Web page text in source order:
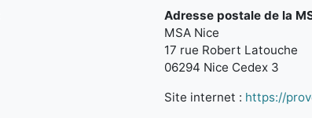
Adresse postale de la
MSA Nice
17 rue Robert Latouche
06294 Nice Cedex 3
Site internet : https://